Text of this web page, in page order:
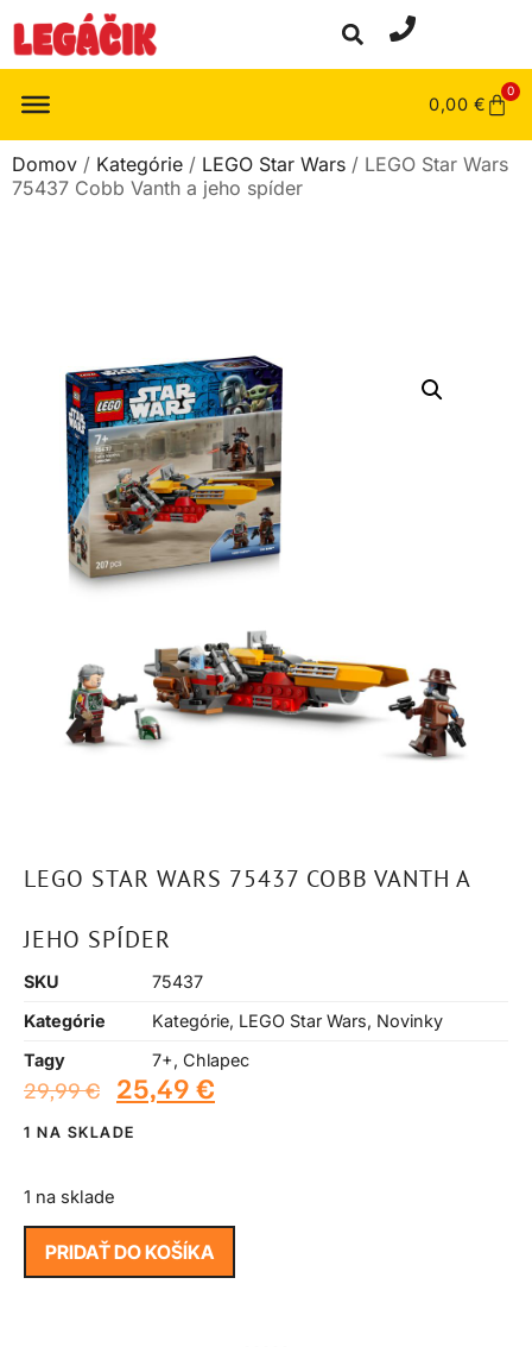
0,00 €
0
Domov / Kategórie / LEGO Star Wars / LEGO Star Wars
75437 Cobb Vanth a jeho spíder
LEGO STAR WARS 75437 COBB VANTH A
JEHO SPÍDER
SKU
75437
Kategórie
Kategórie, LEGO Star Wars, Novinky
Tagy
7+, Chlapec
29,99€ 25,49 €
1 NA SKLADE
1 na sklade
PRIDAŤ DO KOŠÍKA